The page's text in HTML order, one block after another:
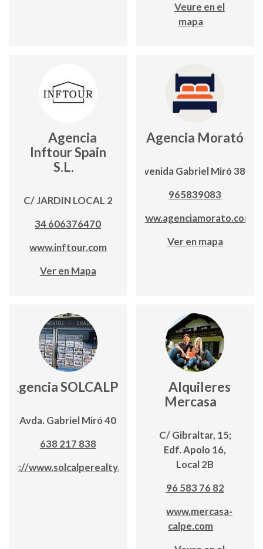
Veure en el
mapa
Agencia
Inftour Spain
S.L.
C/ JARDIN LOCAL 2
34 606376470
www.inftour.com
Ver en Mapa
Agencia Morató
Avenida Gabriel Miró 38A
965839083
www.agenciamorato.com
Ver en mapa
Agencia SOLCALPE
Avda. Gabriel Miró 40
638 217 838
www.solcalperealty.com/
Alquileres
Mercasa
C/ Gibraltar, 15;
Edf. Apolo 16,
Local 2B
96 583 76 82
www.mercasa-
calpe.com